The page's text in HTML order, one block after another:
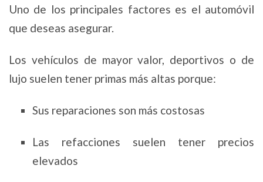
Uno de los principales factores es el automóvil
que deseas asegurar.
Los vehículos de mayor valor, deportivos o de
lujo suelen tener primas más altas porque:
Sus reparaciones son más costosas
Las refacciones suelen tener precios
elevados